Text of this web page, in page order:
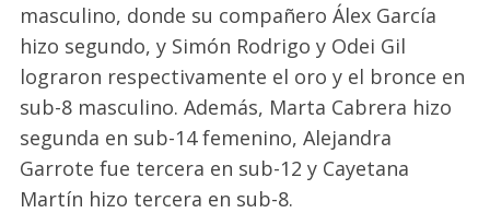
masculino, donde su compañero Álex García
hizo segundo, y Simón Rodrigo y Odei Gil
lograron respectivamente el oro y el bronce en
sub-8 masculino. Además, Marta Cabrera hizo
segunda en sub-14 femenino, Alejandra
Garrote fue tercera en sub-12 y Cayetana
Martín hizo tercera en sub-8.